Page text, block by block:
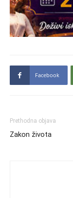
Facebook
Prethodna objava
Zakon života